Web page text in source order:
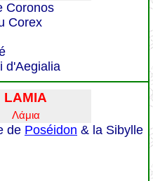
Coronos
Corex
d'Aegialia
LAMIA
Λάμια
de Poséidon & la Sibylle